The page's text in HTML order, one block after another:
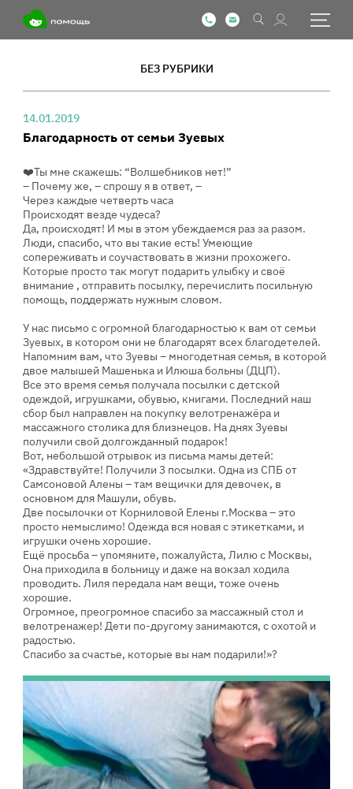
БЕЗ РУБРИКИ
14.01.2019
Благодарность от семьи Зуевых
❤️Ты мне скажешь: “Волшебников нет!”
– Почему же, – спрошу я в ответ, –
Через каждые четверть часа
Происходят везде чудеса?
Да, происходят! И мы в этом убеждаемся раз за разом.
Люди, спасибо, что вы такие есть! Умеющие
сопереживать и соучаствовать в жизни прохожего.
Которые просто так могут подарить улыбку и своё
внимание , отправить посылку, перечислить посильную
помощь, поддержать нужным словом.
У нас письмо с огромной благодарностью к вам от семьи
Зуевых, в котором они не благодарят всех благодетелей.
Напомним вам, что Зуевы – многодетная семья, в которой
двое малышей Машенька и Илюша больны (ДЦП).
Все это время семья получала посылки с детской
одеждой, игрушками, обувью, книгами. Последний наш
сбор был направлен на покупку велотренажёра и
массажного столика для близнецов. На днях Зуевы
получили свой долгожданный подарок!
Вот, небольшой отрывок из письма мамы детей:
«Здравствуйте! Получили 3 посылки. Одна из СПБ от
Самсоновой Алены – там вещички для девочек, в
основном для Машули, обувь.
Две посылочки от Корниловой Елены г.Москва – это
просто немыслимо! Одежда вся новая с этикетками, и
игрушки очень хорошие.
Ещё просьба – упомяните, пожалуйста, Лилю с Москвы,
Она приходила в больницу и даже на вокзал ходила
проводить. Лиля передала нам вещи, тоже очень
хорошие.
Огромное, преогромное спасибо за массажный стол и
велотренажер! Дети по-другому занимаются, с охотой и
радостью.
Спасибо за счастье, которые вы нам подарили!»?